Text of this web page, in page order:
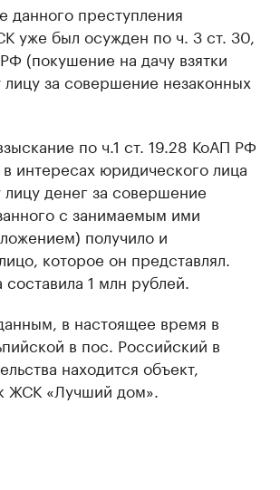
данного преступления
уже был осужден по ч. 3 ст. 30,
(покушение на дачу взятки
за совершение незаконных
по ч.1 ст. 19.28 КоАП РФ
интересах юридического лица
денег за совершение
с занимаемым ими
получило и
которое он представлял.
1 млн рублей.
в настоящее время в
в пос. Российский в
находится объект,
ЖСК «Лучший дом».